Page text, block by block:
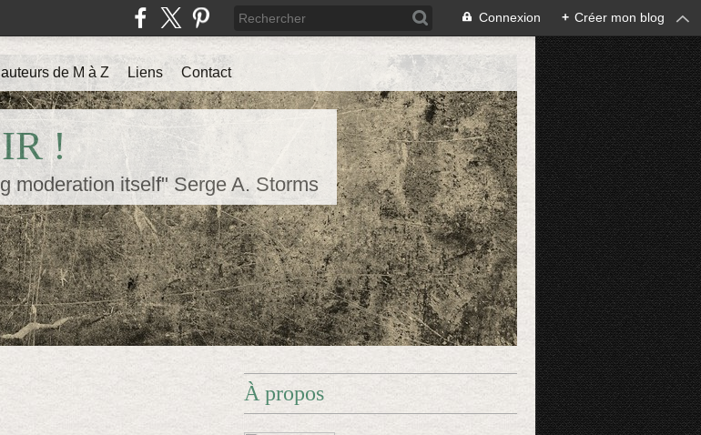
Connexion + Créer mon blog
!
moderation itself" Serge A. Storms
de M à Z Liens Contact
À propos